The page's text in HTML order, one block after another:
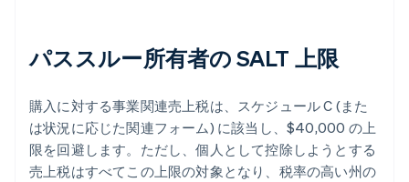
パススルー所有者の SALT 上限
購入に対する事業関連売上税は、スケジュール C (また
は状況に応じた関連フォーム) に該当し、$40,000 の上
限を回避します。ただし、個人として控除しようとする
売上税はすべてこの上限の対象となり、税率の高い州の